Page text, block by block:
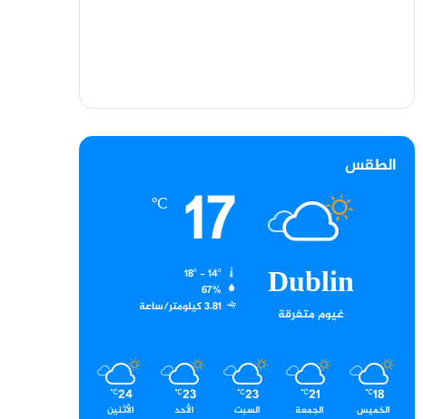
الطقس
Dublin
غيوم متفرقة
17
℃
67%
3.81 كيلومتر/ساعة
18
℃
الخميس
21
℃
الجمعة
23
℃
السبت
23
℃
الأحد
24
℃
الأثنين